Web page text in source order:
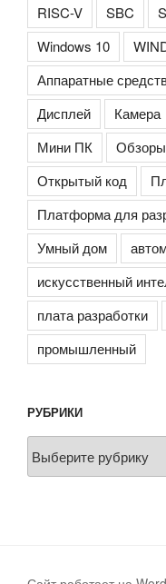
RISC-V
SBC
Windows 10
Аппаратные
Дисплей
Камера
Мини ПК
Обзоры
Открытый код
Платформа для
Умный дом
искусственный
плата разработки
промышленный
РУБРИКИ